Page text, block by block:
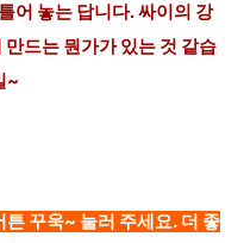
어 놓는 답니다. 싸이의 강
만드는 뭔가가 있는 것 같습
~
꾸욱~ 눌러 주세요. 더 좋